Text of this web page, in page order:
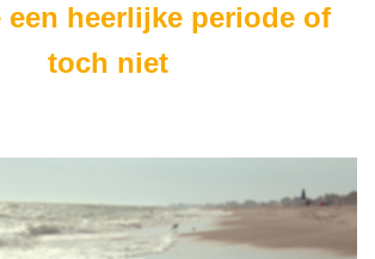
een heerlijke periode of
toch niet